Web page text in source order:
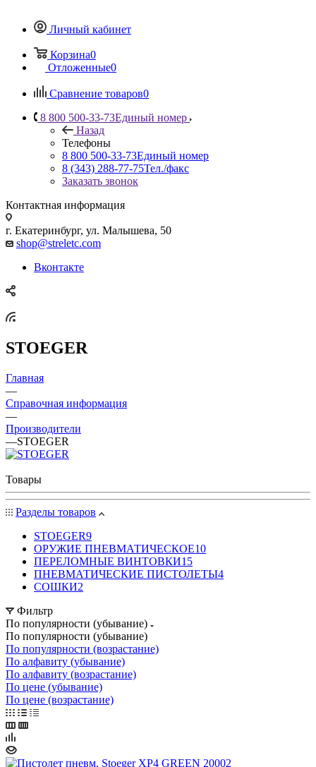
Личный кабинет
Корзина0
Отложенные0
Сравнение товаров0
8 800 500-33-73Единый номер
Назад
Телефоны
8 800 500-33-73Единый номер
8 (343) 288-77-75Тел./факс
Заказать звонок
Контактная информация
г. Екатеринбург, ул. Малышева, 50
shop@streletc.com
Вконтакте
STOEGER
Главная
—
Справочная информация
—
Производители
—STOEGER
Товары
Разделы товаров
STOEGER9
ОРУЖИЕ ПНЕВМАТИЧЕСКОЕ10
ПЕРЕЛОМНЫЕ ВИНТОВКИ15
ПНЕВМАТИЧЕСКИЕ ПИСТОЛЕТЫ4
СОШКИ2
Фильтр
По популярности (убывание)
По популярности (убывание)
По популярности (возрастание)
По алфавиту (убывание)
По алфавиту (возрастание)
По цене (убывание)
По цене (возрастание)